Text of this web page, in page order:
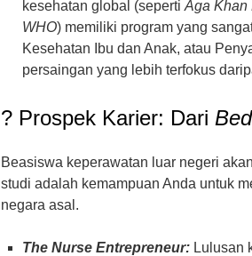
kesehatan global (seperti Aga Khan
WHO) memiliki program yang
Kesehatan Ibu dan Anak, atau
persaingan yang lebih terfokus
? Prospek Karier: Dari
Beasiswa keperawatan luar negeri
studi adalah kemampuan Anda untuk
negara asal.
The Nurse Entrepreneur: Lulusan